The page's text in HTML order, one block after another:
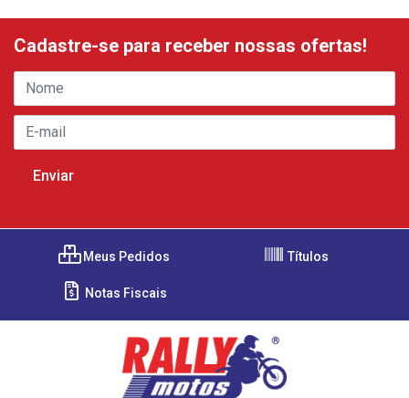
Cadastre-se para receber nossas ofertas!
Meus Pedidos Títulos
Notas Fiscais